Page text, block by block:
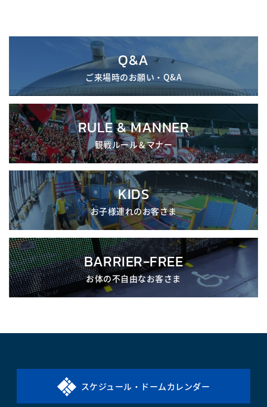
Q&A
ご来場時のお願い・Q&A
RULE & MANNER
観戦ルール＆マナー
KIDS
お子様連れのお客さま
BARRIER-FREE
お体の不自由なお客さま
スケジュール・ドームカレンダー